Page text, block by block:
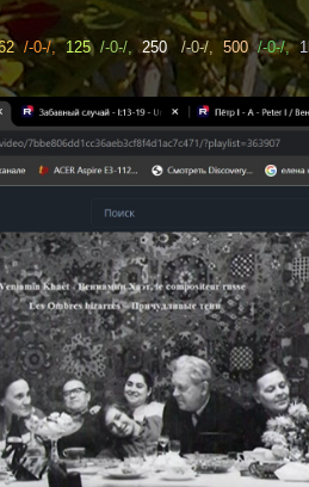
/-0-/, 125 /-0-/, 250 /-0-/, 500 /-0-/,